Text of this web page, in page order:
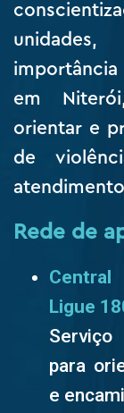
em
orientar e
de
Rede de
Ligue
Serviço
para
e